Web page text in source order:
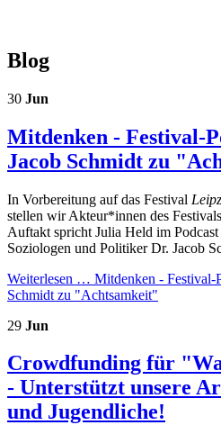
Blog
30 Jun
Mitdenken - Festival-
Jacob Schmidt zu
In Vorbereitung auf das Festival
stellen wir Akteur*innen des
Auftakt spricht Julia Held im
Soziologen und Politiker Dr. Jacob
Weiterlesen … Mitdenken - Festival-
Schmidt zu "Achtsamkeit"
29 Jun
Crowdfunding für
- Unterstützt unsere
und Jugendliche!